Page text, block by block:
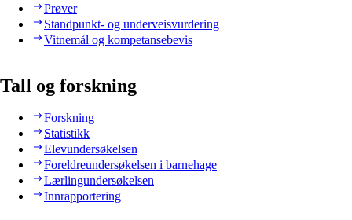
Prøver
Standpunkt- og underveisvurdering
Vitnemål og kompetansebevis
Tall og forskning
Forskning
Statistikk
Elevundersøkelsen
Foreldreundersøkelsen i barnehage
Lærlingundersøkelsen
Innrapportering